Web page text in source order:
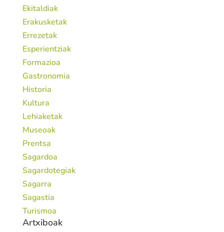
Ekitaldiak
Erakusketak
Errezetak
Esperientziak
Formazioa
Gastronomia
Historia
Kultura
Lehiaketak
Museoak
Prentsa
Sagardoa
Sagardotegiak
Sagarra
Sagastia
Turismoa
Artxiboak